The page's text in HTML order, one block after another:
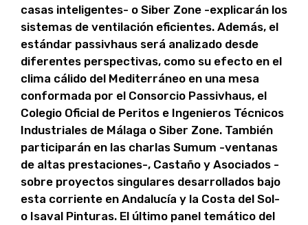
casas inteligentes- o Siber Zone -explicarán los
sistemas de ventilación eficientes. Además, el
estándar passivhaus será analizado desde
diferentes perspectivas, como su efecto en el
clima cálido del Mediterráneo en una mesa
conformada por el Consorcio Passivhaus, el
Colegio Oficial de Peritos e Ingenieros Técnicos
Industriales de Málaga o Siber Zone. También
participarán en las charlas Sumum -ventanas
de altas prestaciones-, Castaño y Asociados -
sobre proyectos singulares desarrollados bajo
esta corriente en Andalucía y la Costa del Sol-
o Isaval Pinturas. El último panel temático del